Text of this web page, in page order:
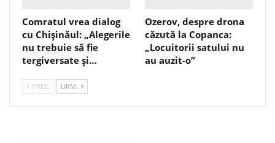
Comratul vrea dialog
cu Chișinăul: „Alegerile
nu trebuie să fie
tergiversate și…
Ozerov, despre drona
căzută la Copanca:
„Locuitorii satului nu
au auzit-o”
PREC. URM.